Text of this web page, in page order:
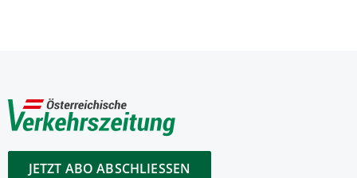
JETZT ABO ABSCHLIESSEN